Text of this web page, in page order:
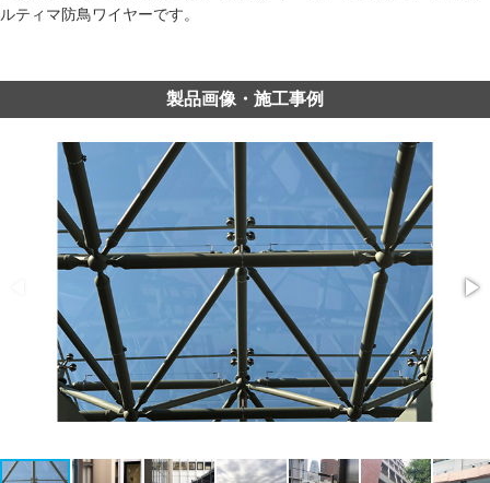
ルティマ防鳥ワイヤーです。
製品画像・施工事例